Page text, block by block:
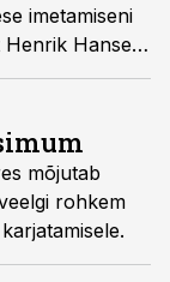
imetamiseni
Hansen
Danmark.
mõjutab
rohkem